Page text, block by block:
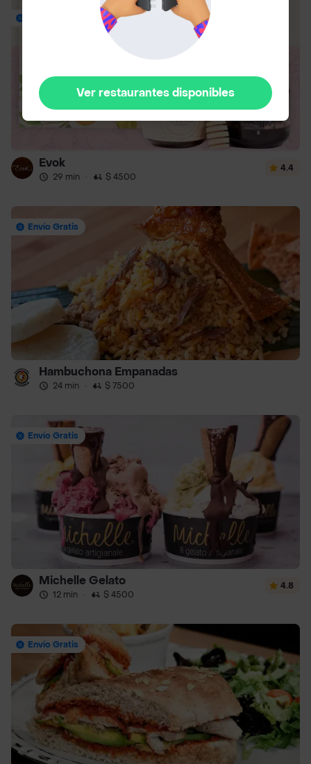
Evok
29 min · $ 4500
4.4
Envío Gratis
Hambuchona Empanadas
24 min · $ 7500
Envío Gratis
Michelle Gelato
12 min · $ 4500
4.8
Envío Gratis
Ver restaurantes disponibles